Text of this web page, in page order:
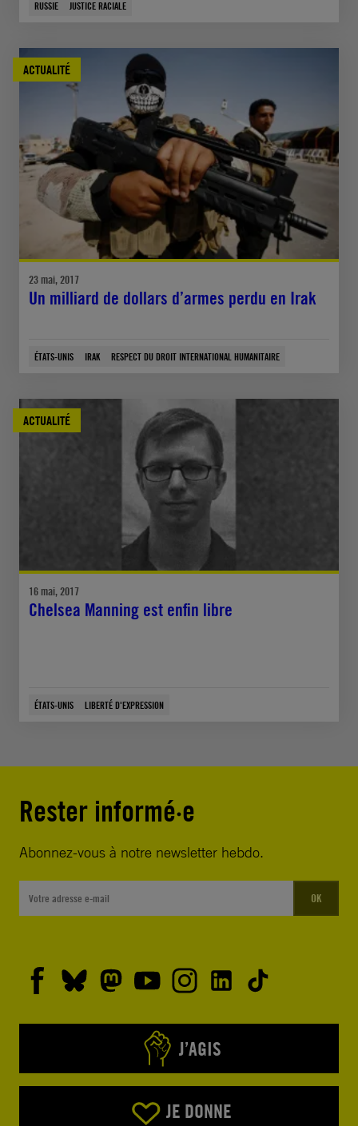
RUSSIE JUSTICE RACIALE
ACTUALITÉ
23 mai, 2017
Un milliard de dollars d’armes perdu en Irak
ÉTATS-UNIS IRAK RESPECT DU DROIT INTERNATIONAL HUMANITAIRE
ACTUALITÉ
16 mai, 2017
Chelsea Manning est enfin libre
ÉTATS-UNIS LIBERTÉ D'EXPRESSION
Rester informé·e
Abonnez-vous à notre newsletter hebdo.
OK
J’AGIS
JE DONNE